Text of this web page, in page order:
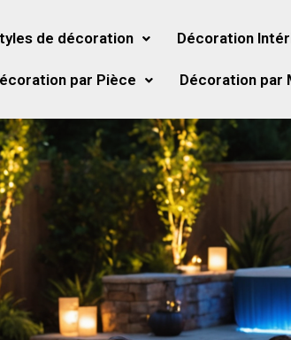
de décoration Décoration
par Pièce Décoration par